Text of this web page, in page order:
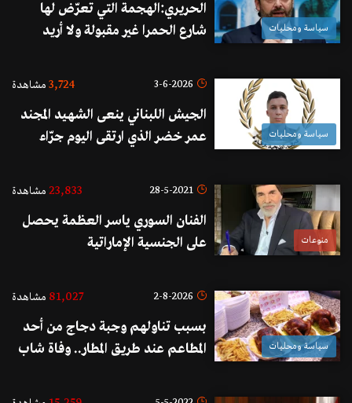
سياسة ومحليات
الحريري:الهجمة التي تعرّض لها
شارع الحمرا غير مقبولة ولا أريد
لطخة سوداء في جبين من يبررها
سياسة ومحليات
3-6-2026
3,724 مشاهدة
الجيش اللبناني ينعى الشهـيد المجند
عمر خضر الذي ارتقى اليوم جرّاء
على طريق النبطية – كفرتبنيت.
منوعات
28-5-2021
23,833 مشاهدة
الفنان السوري ياسر العظمة يحصل
على الجنسية الإماراتية
سياسة ومحليات
2-8-2026
81,027 مشاهدة
بسبب تناولهم وجبة دجاج من أحد
المطاعم عند طريق المطار.. وفاة شاب